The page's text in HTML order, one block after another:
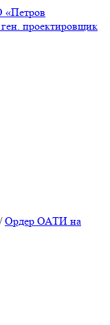
проектировщик
/Ордер ОАТИ на